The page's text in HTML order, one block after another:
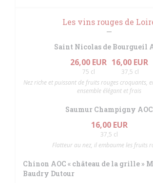
Les vins rouges de
Saint Nicolas de Bourgueil
26,00 EUR
75 cl
16,00 EUR
37,5 cl
Nez riche et puissant de fruits rouges croquants,
ensemble élégant et frais
Saumur Champigny AOC
16,00 EUR
37,5 cl
Flatteur au nez, il embaume les fruits
Chinon AOC « château de la grille »
Baudry Dutour